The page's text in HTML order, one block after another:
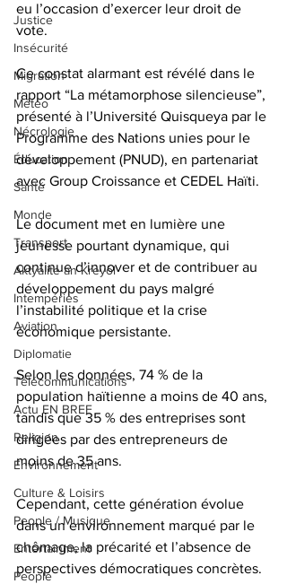
Justice
Insécurité
Migration
Météo
Nécrologie
Éducation
Santé
Monde
Transport
Aktyalite an Kreyòl
Intempéries
Aviation
Diplomatie
Télécommunications
Actu EN BREF
Religion
Environnement
Culture & Loisirs
People / Musique
Entertainment
People
eu l’occasion d’exercer leur droit de
vote.
Ce constat alarmant est révélé dans le
rapport “La métamorphose silencieuse”,
présenté à l’Université Quisqueya par le
Programme des Nations unies pour le
développement (PNUD), en partenariat
avec Group Croissance et CEDEL Haïti.
Le document met en lumière une
jeunesse pourtant dynamique, qui
continue d’innover et de contribuer au
développement du pays malgré
l’instabilité politique et la crise
économique persistante.
Selon les données, 74 % de la
population haïtienne a moins de 40 ans,
tandis que 35 % des entreprises sont
dirigées par des entrepreneurs de
moins de 35 ans.
Cependant, cette génération évolue
dans un environnement marqué par le
chômage, la précarité et l’absence de
perspectives démocratiques concrètes.